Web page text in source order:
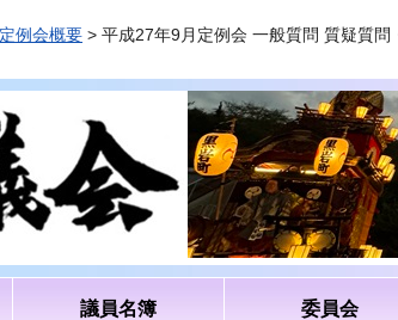
定例会概要 > 平成27年9月定例会 一般質問 質疑質問
議員名簿 委員会